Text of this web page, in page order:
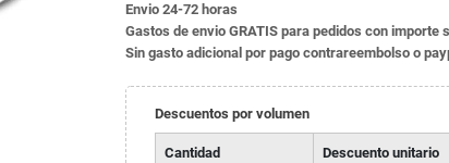
Envio 24-72 horas
Gastos de envio GRATIS para pedidos con importe
Sin gasto adicional por pago contrareembolso o
Descuentos por volumen
Cantidad Descuento unitario